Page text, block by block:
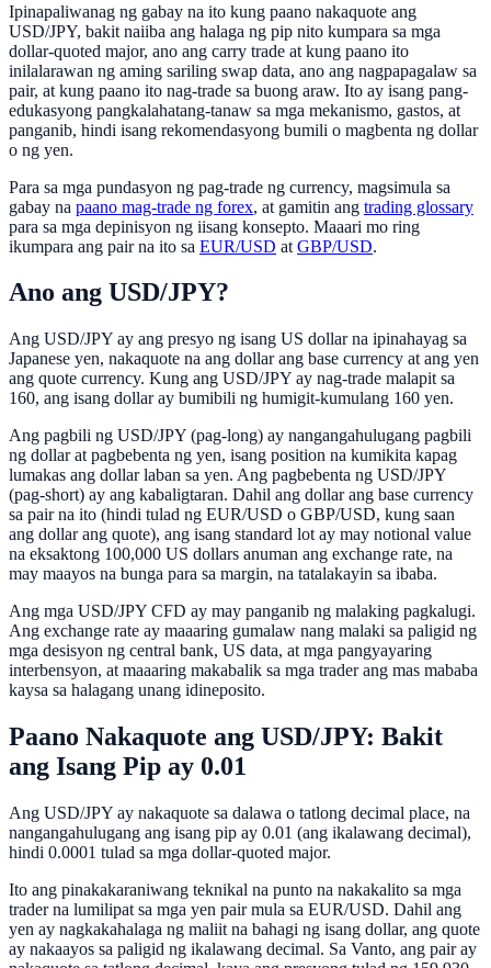
Ipinapaliwanag ng gabay na ito kung paano nakaquote ang
USD/JPY, bakit naiiba ang halaga ng pip nito kumpara sa mga
dollar-quoted major, ano ang carry trade at kung paano ito
inilalarawan ng aming sariling swap data, ano ang nagpapagalaw sa
pair, at kung paano ito nag-trade sa buong araw. Ito ay isang pang-
edukasyong pangkalahatang-tanaw sa mga mekanismo, gastos, at
panganib, hindi isang rekomendasyong bumili o magbenta ng dollar
o ng yen.
Para sa mga pundasyon ng pag-trade ng currency, magsimula sa
gabay na paano mag-trade ng forex, at gamitin ang trading glossary
para sa mga depinisyon ng iisang konsepto. Maaari mo ring
ikumpara ang pair na ito sa EUR/USD at GBP/USD.
Ano ang USD/JPY?
Ang USD/JPY ay ang presyo ng isang US dollar na ipinahayag sa
Japanese yen, nakaquote na ang dollar ang base currency at ang yen
ang quote currency. Kung ang USD/JPY ay nag-trade malapit sa
160, ang isang dollar ay bumibili ng humigit-kumulang 160 yen.
Ang pagbili ng USD/JPY (pag-long) ay nangangahulugang pagbili
ng dollar at pagbebenta ng yen, isang position na kumikita kapag
lumakas ang dollar laban sa yen. Ang pagbebenta ng USD/JPY
(pag-short) ay ang kabaligtaran. Dahil ang dollar ang base currency
sa pair na ito (hindi tulad ng EUR/USD o GBP/USD, kung saan
ang dollar ang quote), ang isang standard lot ay may notional value
na eksaktong 100,000 US dollars anuman ang exchange rate, na
may maayos na bunga para sa margin, na tatalakayin sa ibaba.
Ang mga USD/JPY CFD ay may panganib ng malaking pagkalugi.
Ang exchange rate ay maaaring gumalaw nang malaki sa paligid ng
mga desisyon ng central bank, US data, at mga pangyayaring
interbensyon, at maaaring makabalik sa mga trader ang mas mababa
kaysa sa halagang unang idineposito.
Paano Nakaquote ang USD/JPY: Bakit
ang Isang Pip ay 0.01
Ang USD/JPY ay nakaquote sa dalawa o tatlong decimal place, na
nangangahulugang ang isang pip ay 0.01 (ang ikalawang decimal),
hindi 0.0001 tulad sa mga dollar-quoted major.
Ito ang pinakakaraniwang teknikal na punto na nakakalito sa mga
trader na lumilipat sa mga yen pair mula sa EUR/USD. Dahil ang
yen ay nagkakahalaga ng maliit na bahagi ng isang dollar, ang quote
ay nakaayos sa paligid ng ikalawang decimal. Sa Vanto, ang pair ay